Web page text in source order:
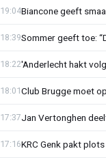
Biancone geeft
19:04
Sommer geeft toe:
18:39
'Anderlecht hakt
18:22
Club Brugge moet
18:01
Jan Vertonghen
17:37
KRC Genk pakt
17:16